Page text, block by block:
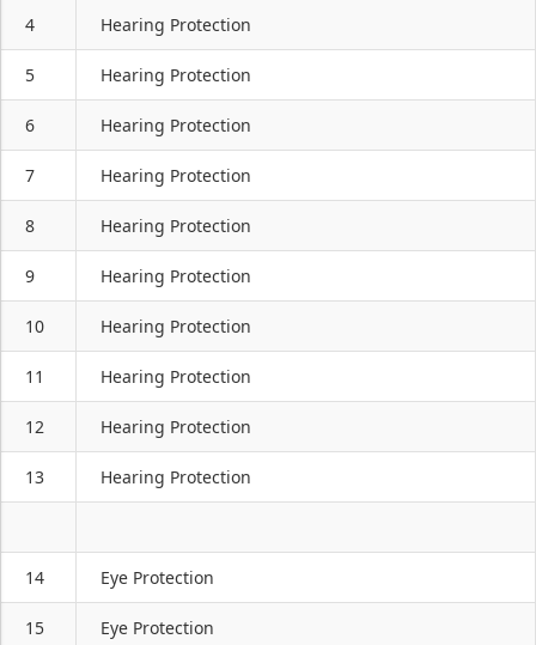
4 Hearing Protection
5 Hearing Protection
6 Hearing Protection
7 Hearing Protection
8 Hearing Protection
9 Hearing Protection
10 Hearing Protection
11 Hearing Protection
12 Hearing Protection
13 Hearing Protection
14 Eye Protection
15 Eye Protection